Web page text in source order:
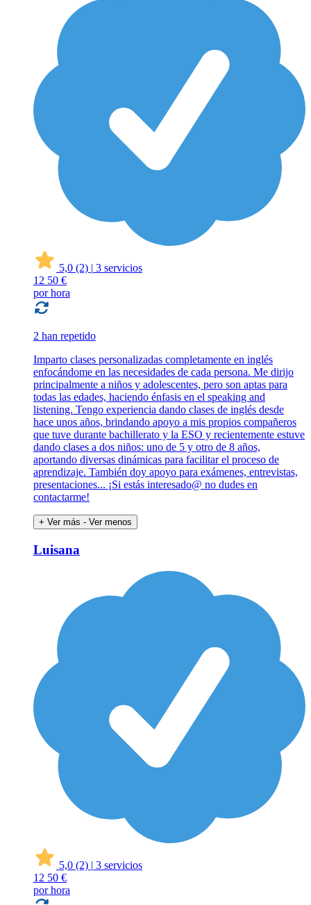
5,0 (2) | 3 servicios
12 50 €
por hora
2 han repetido
Imparto clases personalizadas completamente en inglés
enfocándome en las necesidades de cada persona. Me dirijo
principalmente a niños y adolescentes, pero son aptas para
todas las edades, haciendo énfasis en el speaking and
listening. Tengo experiencia dando clases de inglés desde
hace unos años, brindando apoyo a mis propios compañeros
que tuve durante bachillerato y la ESO y recientemente estuve
dando clases a dos niños: uno de 5 y otro de 8 años,
aportando diversas dinámicas para facilitar el proceso de
aprendizaje. También doy apoyo para exámenes, entrevistas,
presentaciones... ¡Si estás interesado@ no dudes en
contactarme!
+ Ver más - Ver menos
Luisana
5,0 (2) | 3 servicios
12 50 €
por hora